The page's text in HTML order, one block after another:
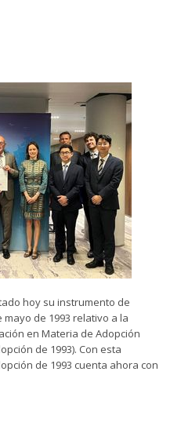
hoy su instrumento de
de 1993 relativo a la
en Materia de Adopción
de 1993). Con esta
de 1993 cuenta ahora con